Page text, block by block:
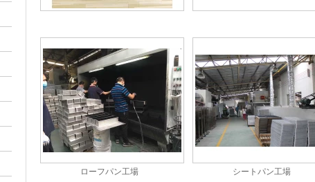
ローフパン工場 シートパン工場